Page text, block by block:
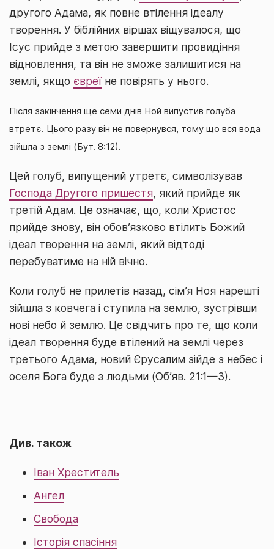
другого Адама, як повне втілення ідеалу
творення. У біблійних віршах віщувалося, що
Ісус прийде з метою завершити провидіння
відновлення, та він не зможе залишитися на
землі, якщо євреї не повірять у нього.
Після закінчення ще семи днів Ной випустив голуба
втретє. Цього разу він не повернувся, тому що вся вода
зійшла з землі (Бут. 8:12).
Цей голуб, випущений утретє, символізував
Господа Другого пришестя, який прийде як
третій Адам. Це означає, що, коли Христос
прийде знову, він обов’язково втілить Божий
ідеал творення на землі, який відтоді
перебуватиме на ній вічно.
Коли голуб не прилетів назад, сім’я Ноя нарешті
зійшла з ковчега і ступила на землю, зустрівши
нові небо й землю. Це свідчить про те, що коли
ідеал творення буде втілений на землі через
третього Адама, новий Єрусалим зійде з небес і
оселя Бога буде з людьми (Об’яв. 21:1—3).
Див. також
Іван Хреститель
Ангел
Свобода
Історія спасіння